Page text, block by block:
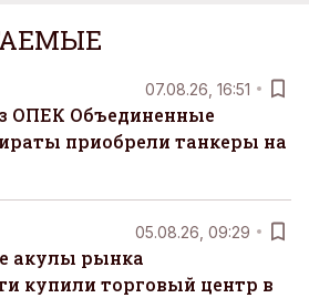
07.08.26, 16:51
ОПЕК Объединенные
приобрели танкеры на
05.08.26, 09:29
акулы рынка
купили торговый центр в